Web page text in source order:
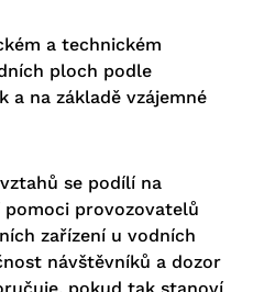
a technickém
ploch podle
a na základě vzájemné
se podílí na
provozovatelů
zařízení u vodních
návštěvníků a dozor